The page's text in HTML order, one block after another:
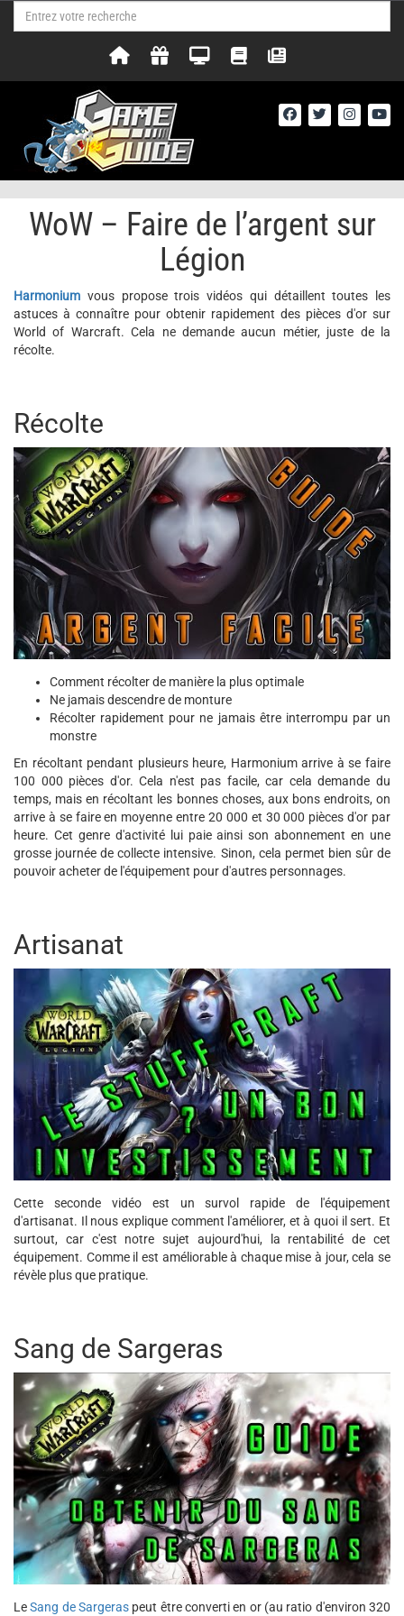
WoW – Faire de l’argent sur
Légion
Harmonium vous propose trois vidéos qui détaillent toutes les
astuces à connaître pour obtenir rapidement des pièces d'or sur
World of Warcraft. Cela ne demande aucun métier, juste de la
récolte.
Récolte
Comment récolter de manière la plus optimale
Ne jamais descendre de monture
Récolter rapidement pour ne jamais être interrompu par un
monstre
En récoltant pendant plusieurs heure, Harmonium arrive à se faire
100 000 pièces d'or. Cela n'est pas facile, car cela demande du
temps, mais en récoltant les bonnes choses, aux bons endroits, on
arrive à se faire en moyenne entre 20 000 et 30 000 pièces d'or par
heure. Cet genre d'activité lui paie ainsi son abonnement en une
grosse journée de collecte intensive. Sinon, cela permet bien sûr de
pouvoir acheter de l'équipement pour d'autres personnages.
Artisanat
Cette seconde vidéo est un survol rapide de l'équipement
d'artisanat. Il nous explique comment l'améliorer, et à quoi il sert. Et
surtout, car c'est notre sujet aujourd'hui, la rentabilité de cet
équipement. Comme il est améliorable à chaque mise à jour, cela se
révèle plus que pratique.
Sang de Sargeras
LeSang de Sargeras peut être converti en or (au ratio d'environ 320